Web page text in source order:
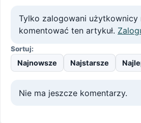
Tylko zalogowani użytkownicy
komentować ten artykuł.
Sortuj:
Najnowsze Najstarsze
Nie ma jeszcze komentarzy.